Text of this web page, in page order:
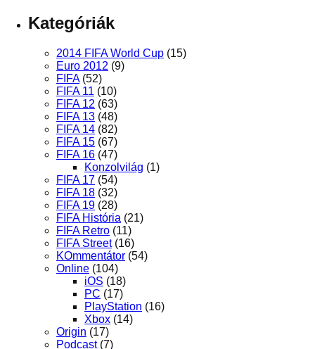
Kategóriák
2014 FIFA World Cup (15)
Euro 2012 (9)
FIFA(52)
FIFA 11 (10)
FIFA 12 (63)
FIFA 13 (48)
FIFA 14 (82)
FIFA 15 (67)
FIFA 16 (47)
Konzolvilág (1)
FIFA 17 (54)
FIFA 18 (32)
FIFA 19 (28)
FIFA História (21)
FIFA Retro (11)
FIFA Street(16)
KOmmentátor (54)
Online (104)
iOS (18)
PC (17)
PlayStation (16)
Xbox (14)
Origin (17)
Podcast(7)